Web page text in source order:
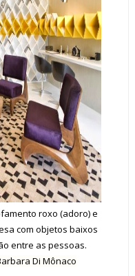
roxo (adoro) e
com objetos baixos
entre as pessoas.
Di Mônaco